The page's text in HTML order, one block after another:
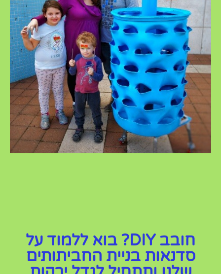
חובב DIY? בוא ללמוד על
סדנאות בניית החביתותים